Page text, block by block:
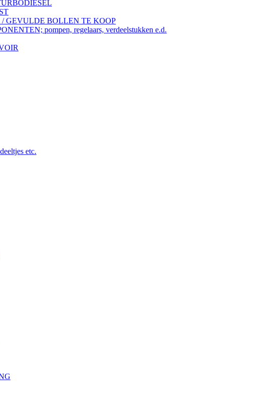
GEVULDE BOLLEN TE KOOP
pompen, regelaars, verdeelstukken e.d.
etc.